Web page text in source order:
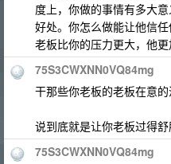
度上，你做的事情有多大
好处。你怎么做能让他信
老板比你的压力更大，他
75S3CWXNN0VQ84mg
干那些你老板的老板在意的
说到底就是让你老板过得舒
75S3CWXNN0VQ84mg